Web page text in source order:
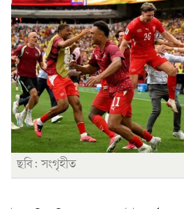
ছবি: সংগৃহীত